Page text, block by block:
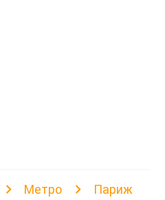
Метро Париж